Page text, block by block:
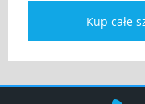
Kup całe